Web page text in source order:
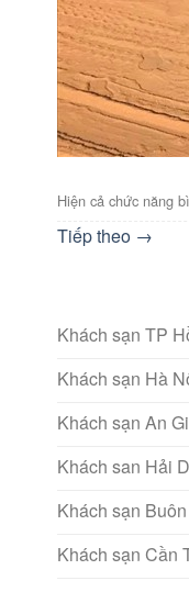
Hiện cả chức năng
Tiếp theo →
Khách sạn TP
Khách sạn Hà
Khách sạn An
Khách san Hải
Khách sạn
Khách sạn Cần